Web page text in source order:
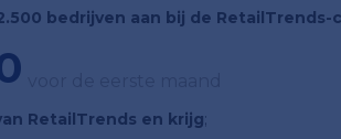
bedrijven aan bij de RetailTrends-
RetailTrends en krijg;